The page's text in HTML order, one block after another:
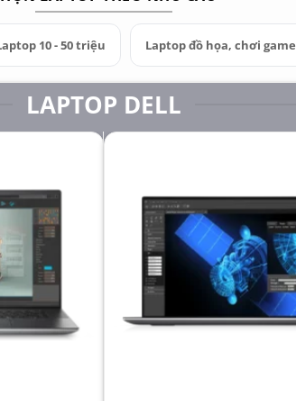
10 - 50 triệu Laptop đồ họa, chơi game
LAPTOP DELL